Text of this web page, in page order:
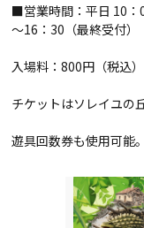
■営業時間：平日 10：
～16：30（最終受付）
入場料：800円（税込
チケットはソレイユの
遊具回数券も使用可能。